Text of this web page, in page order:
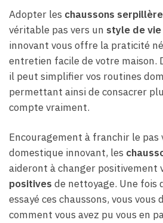
Adopter les chaussons serpillère
véritable pas vers un style de
innovant vous offre la praticité
entretien facile de votre maison.
il peut simplifier vos routines
permettant ainsi de consacrer
compte vraiment.
Encouragement à franchir le
domestique innovant, les
aideront à changer positivement
positives de nettoyage. Une fois
essayé ces chaussons, vous vous
comment vous avez pu vous en